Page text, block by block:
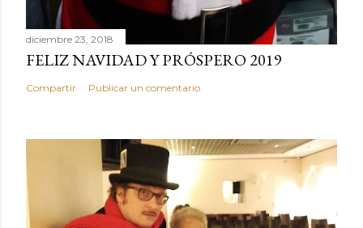
diciembre 23, 2018
FELIZ NAVIDAD Y PRÓSPERO 2019
Compartir Publicar un comentario